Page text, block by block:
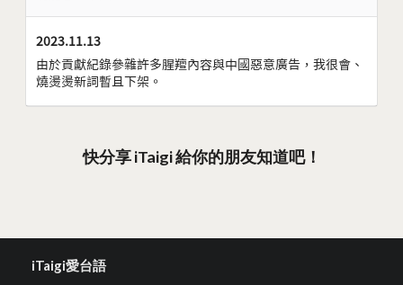
2023.11.13
由於貢獻紀錄參雜許多腥羶內容與中國惡意廣告，我很會、
燒燙燙新詞暫且下架。
快分享 iTaigi 給你的朋友知道吧！
iTaigi愛台語